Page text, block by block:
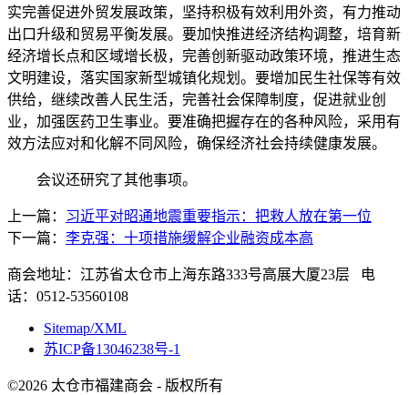
实完善促进外贸发展政策，坚持积极有效利用外资，有力推动
出口升级和贸易平衡发展。要加快推进经济结构调整，培育新
经济增长点和区域增长极，完善创新驱动政策环境，推进生态
文明建设，落实国家新型城镇化规划。要增加民生社保等有效
供给，继续改善人民生活，完善社会保障制度，促进就业创
业，加强医药卫生事业。要准确把握存在的各种风险，采用有
效方法应对和化解不同风险，确保经济社会持续健康发展。
会议还研究了其他事项。
上一篇： 习近平对昭通地震重要指示：把救人放在第一位
下一篇： 李克强：十项措施缓解企业融资成本高
商会地址：江苏省太仓市上海东路333号高展大厦23层 电
话：0512-53560108
Sitemap/XML
苏ICP备13046238号-1
©2026 太仓市福建商会 - 版权所有